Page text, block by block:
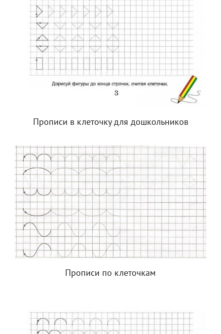
Прописи в клеточку для дошкольников
Прописи по клеточкам